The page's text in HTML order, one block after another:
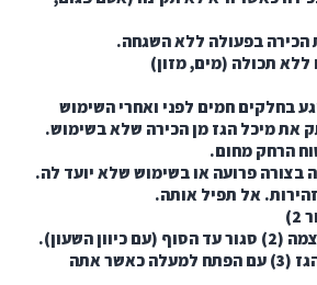
מחום.
את מיכל הגז (3) עם הפתח למעלה כאשר אתה